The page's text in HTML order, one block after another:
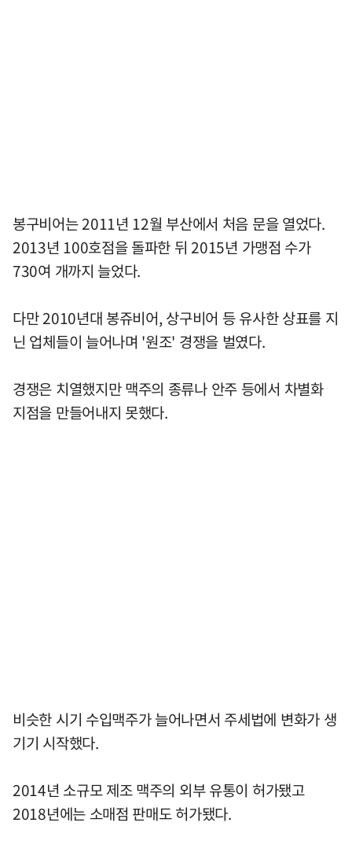
봉구비어는 2011년 12월 부산에서 처음 문을 열었다.
2013년 100호점을 돌파한 뒤 2015년 가맹점 수가
730여 개까지 늘었다.
다만 2010년대 봉쥬비어, 상구비어 등 유사한 상표를 지
닌 업체들이 늘어나며 '원조' 경쟁을 벌였다.
경쟁은 치열했지만 맥주의 종류나 안주 등에서 차별화
지점을 만들어내지 못했다.
비슷한 시기 수입맥주가 늘어나면서 주세법에 변화가 생
기기 시작했다.
2014년 소규모 제조 맥주의 외부 유통이 허가됐고
2018년에는 소매점 판매도 허가됐다.